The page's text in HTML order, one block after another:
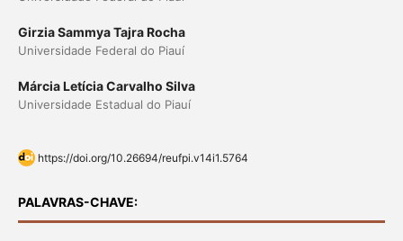
Girzia Sammya Tajra Rocha
Universidade Federal do Piauí
Márcia Letícia Carvalho Silva
Universidade Estadual do Piauí
https://doi.org/10.26694/reufpi.v14i1.5764
PALAVRAS-CHAVE: